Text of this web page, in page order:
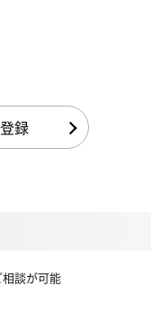
録
談が可能